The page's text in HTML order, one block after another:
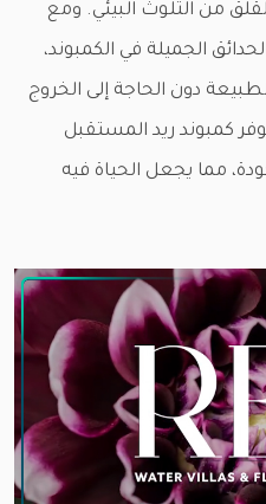
من التلوث البيئي. ومع
الجميلة في الكمبوند،
دون الحاجة إلى الخروج
كمبوند ريد المستقبل
مما يجعل الحياة فيه